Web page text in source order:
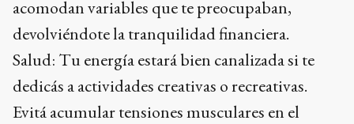
acomodan variables que te preocupaban,
devolviéndote la tranquilidad financiera.
Salud: Tu energía estará bien canalizada si te
dedicás a actividades creativas o recreativas.
Evitá acumular tensiones musculares en el